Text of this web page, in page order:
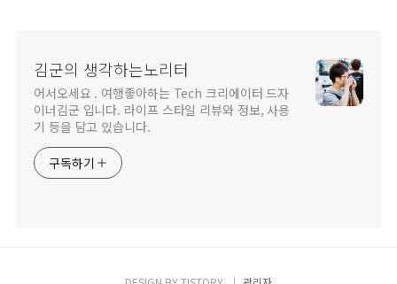
김군의 생각하는노리터
어서오세요 . 여행좋아하는 Tech 크리에이터 드자
이너김군 입니다. 라이프 스타일 리뷰와 정보, 사용
기 등을 담고 있습니다.
구독하기